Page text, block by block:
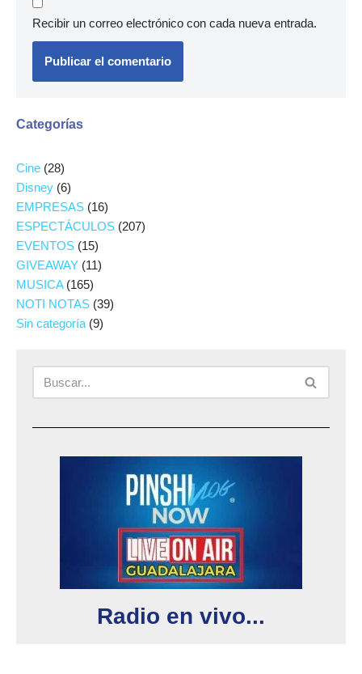
Recibir un correo electrónico con cada nueva entrada.
Categorías
Cine (28)
Disney (6)
EMPRESAS (16)
ESPECTÁCULOS (207)
EVENTOS (15)
GIVEAWAY (11)
MUSICA(165)
NOTI NOTAS (39)
Sin categoría (9)
Radio en vivo...